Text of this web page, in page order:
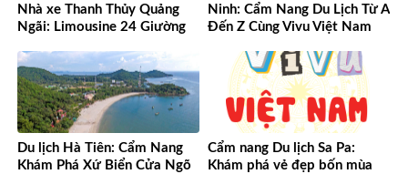
Nhà xe Thanh Thủy Quảng
Ngãi: Limousine 24 Giường
Ninh: Cẩm Nang Du Lịch Từ A
Đến Z Cùng Vivu Việt Nam
Du lịch Hà Tiên: Cẩm Nang
Khám Phá Xứ Biển Cửa Ngõ
Cẩm nang Du lịch Sa Pa:
Khám phá vẻ đẹp bốn mùa